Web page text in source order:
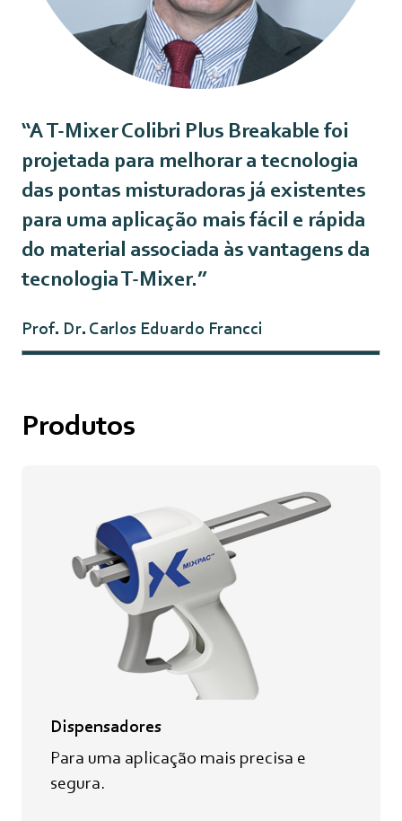
“A T-Mixer Colibri Plus Breakable foi
projetada para melhorar a tecnologia
das pontas misturadoras já existentes
para uma aplicação mais fácil e rápida
do material associada às vantagens da
tecnologia T-Mixer.”
Prof. Dr. Carlos Eduardo Francci
Produtos
Dispensadores
Para uma aplicação mais precisa e
segura.